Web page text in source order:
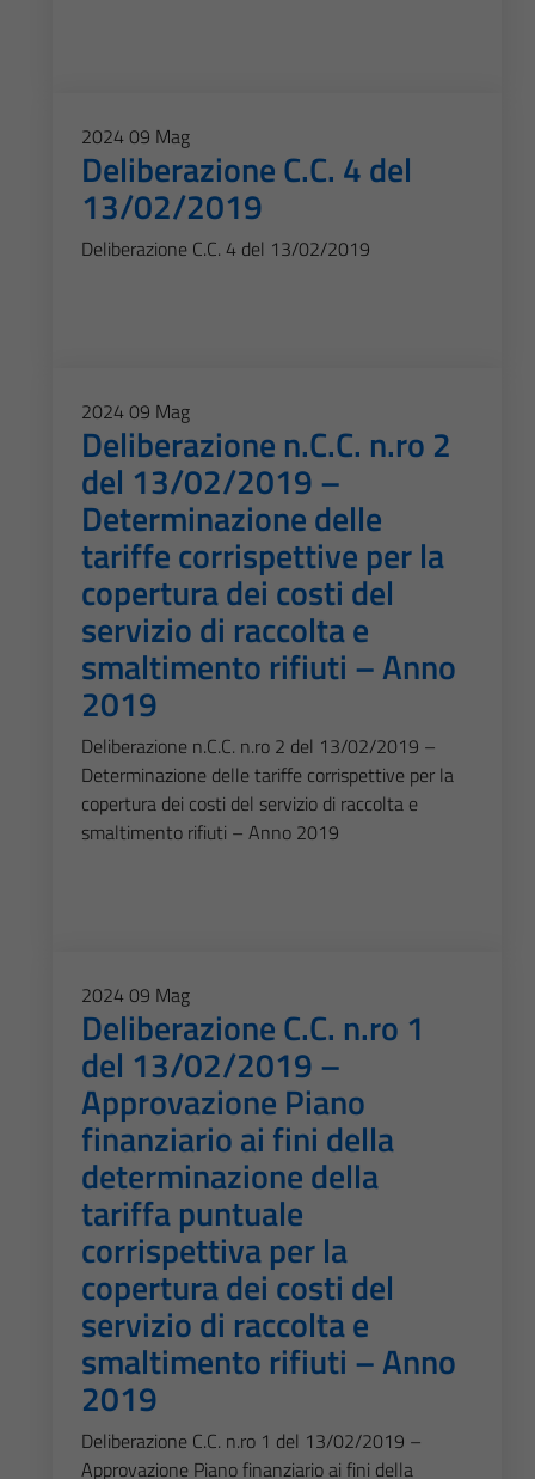
202409 Mag
Deliberazione C.C. 4 del
13/02/2019
Deliberazione C.C. 4 del 13/02/2019
202409 Mag
Deliberazione n.C.C. n.ro 2
del 13/02/2019 –
Determinazione delle
tariffe corrispettive per la
copertura dei costi del
servizio di raccolta e
smaltimento rifiuti – Anno
2019
Deliberazione n.C.C. n.ro 2 del 13/02/2019 –
Determinazione delle tariffe corrispettive per la
copertura dei costi del servizio di raccolta e
smaltimento rifiuti – Anno 2019
202409 Mag
Deliberazione C.C. n.ro 1
del 13/02/2019 –
Approvazione Piano
finanziario ai fini della
determinazione della
tariffa puntuale
corrispettiva per la
copertura dei costi del
servizio di raccolta e
smaltimento rifiuti – Anno
2019
Deliberazione C.C. n.ro 1 del 13/02/2019 –
Approvazione Piano finanziario ai fini della